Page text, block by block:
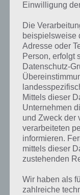
dann entsprechend
zwingend eingehalten
Insgesamt gibt es
zum Ausdruck
bestimmten Bahnen,
muss, damit man
oben ist.
Nutze die
Teilweise würden sich
gibt es insgesamt drei
Level aktiviert
Einwilligung
Die
beispielsweise
Adresse oder
Person, erfolgt
Datenschutz-
Mittels dieser
Unternehmen
und Zweck der
verarbeiteten
informieren.
mittels dieser
zustehenden
Wir haben als
zahlreiche